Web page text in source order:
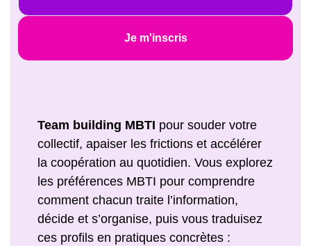
Je m'inscris
Team building MBTI pour souder votre
collectif, apaiser les frictions et accélérer
la coopération au quotidien. Vous explorez
les préférences MBTI pour comprendre
comment chacun traite l’information,
décide et s’organise, puis vous traduisez
ces profils en pratiques concrètes :